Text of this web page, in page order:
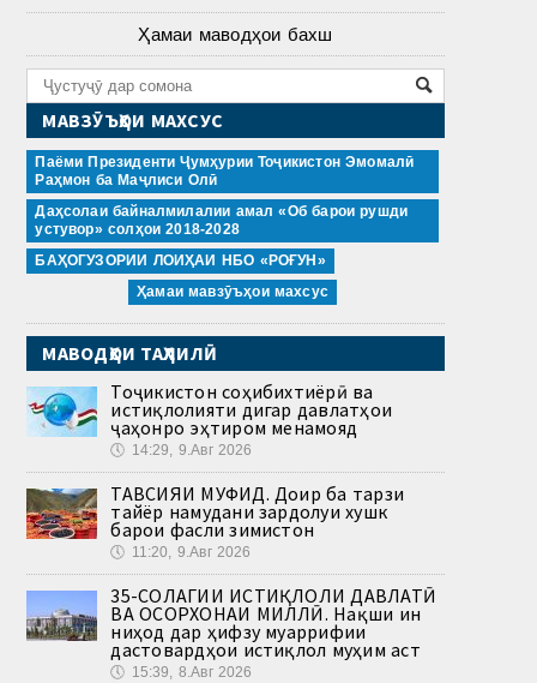
Ҳамаи маводҳои бахш
МАВЗӮЪҲОИ МАХСУС
Паёми Президенти Ҷумҳурии Тоҷикистон Эмомалӣ
Раҳмон ба Маҷлиси Олӣ
Даҳсолаи байналмилалии амал «Об барои рушди
устувор» солҳои 2018-2028
БАҲОГУЗОРИИ ЛОИҲАИ НБО «РОҒУН»
Ҳамаи мавзӯъҳои махсус
МАВОДҲОИ ТАҲЛИЛӢ
Тоҷикистон соҳибихтиёрӣ ва
истиқлолияти дигар давлатҳои
ҷаҳонро эҳтиром менамояд
🕔 14:29, 9.Авг 2026
ТАВСИЯИ МУФИД. Доир ба тарзи
тайёр намудани зардолуи хушк
барои фасли зимистон
🕔 11:20, 9.Авг 2026
35-СОЛАГИИ ИСТИҚЛОЛИ ДАВЛАТӢ
ВА ОСОРХОНАИ МИЛЛӢ. Нақши ин
ниҳод дар ҳифзу муаррифии
дастовардҳои истиқлол муҳим аст
🕔 15:39, 8.Авг 2026